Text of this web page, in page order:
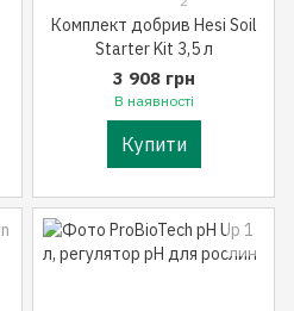
Комплект добрив Hesi Soil
Starter Kit 3,5 л
3 908 грн
В наявності
Купити